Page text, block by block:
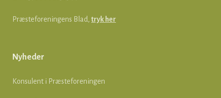
Præsteforeningens Blad, tryk her
Nyheder
Konsulent i Præsteforeningen